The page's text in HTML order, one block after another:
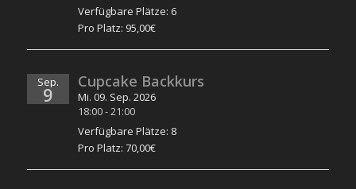
Verfügbare Plätze: 6
Pro Platz: 95,00€
Sep.
9
Cupcake Backkurs
Mi. 09. Sep. 2026
18:00-21:00
Verfügbare Plätze: 8
Pro Platz: 70,00€